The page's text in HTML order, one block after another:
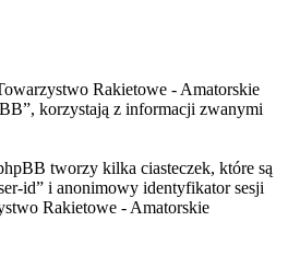
Rakietowe - Amatorskie
korzystają z informacji zwanymi
tworzy kilka ciasteczek, które są
id” i anonimowy identyfikator sesji
Rakietowe - Amatorskie